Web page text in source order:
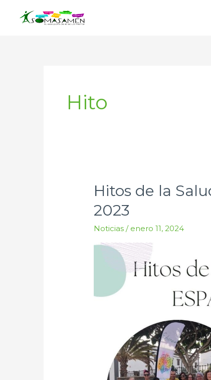
Hito
Hitos de la
2023
Noticias / enero 11, 2024
Hitos
la
Salud
Mental
el